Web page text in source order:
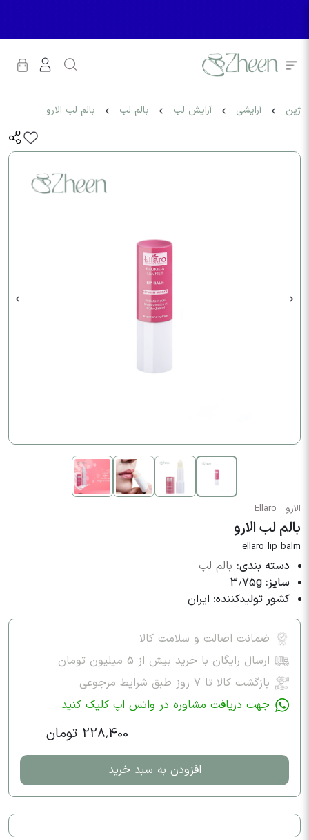
ژین آرایشی آرایش لب بالم لب بالم لب الارو
الارو Ellaro
بالم لب الارو
ellaro lip balm
دسته بندی: بالم لب
سایز: 3.75g
کشور تولیدکننده: ایران
ضمانت اصالت و سلامت کالا
ارسال رایگان با خرید بیش از 5 میلیون تومان
بازگشت کالا تا ۷ روز طبق شرایط مرجوعی
جهت دریافت مشاوره در واتس اپ کلیک کنید
228,400 تومان
افزودن به سبد خرید